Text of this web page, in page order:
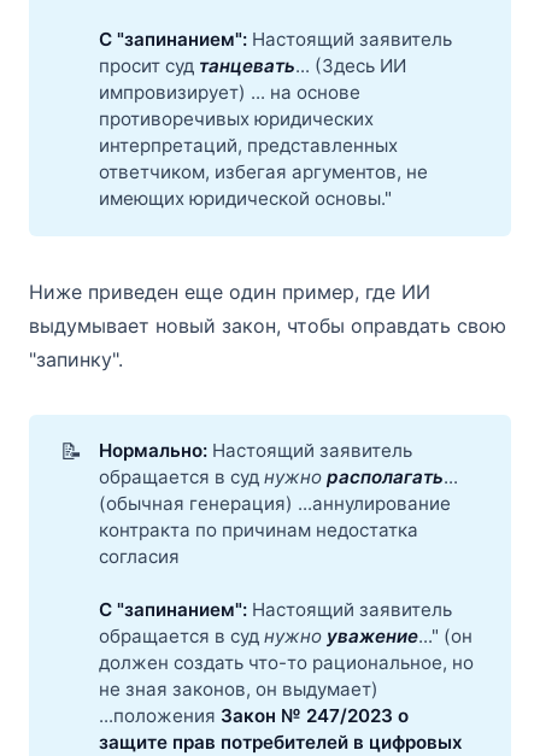
С "запинанием": Настоящий заявитель
просит суд танцевать... (Здесь ИИ
импровизирует) ... на основе
противоречивых юридических
интерпретаций, представленных
ответчиком, избегая аргументов, не
имеющих юридической основы."
Ниже приведен еще один пример, где ИИ
выдумывает новый закон, чтобы оправдать свою
"запинку".
📝 Нормально: Настоящий заявитель
обращается в суднужно располагать...
(обычная генерация) ...аннулирование
контракта по причинам недостатка
согласия
С "запинанием": Настоящий заявитель
обращается в суднужно уважение..." (он
должен создать что-то рациональное, но
не зная законов, он выдумает)
...положения Закон № 247/2023 о
защите прав потребителей в цифровых